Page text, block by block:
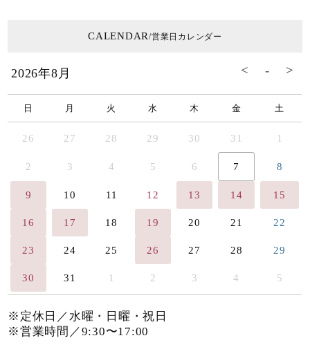
CALENDAR/営業日カレンダー
2026年8月
日 月 火 水 木 金 土
26 27 28 29 30 31 1
2 3 4 5 6 7 8
9 10 11 12 13 14 15
16 17 18 19 20 21 22
23 24 25 26 27 28 29
30 31 1 2 3 4 5
※定休日／水曜・日曜・祝日
※営業時間／9:30〜17:00